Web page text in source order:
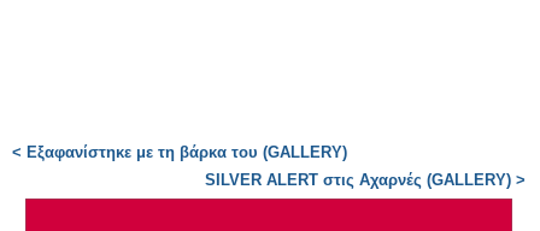
< Εξαφανίστηκε με τη βάρκα του (GALLERY)
SILVER ALERT στις Αχαρνές (GALLERY) >